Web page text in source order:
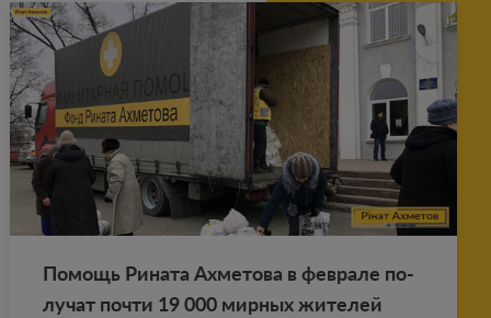
По­мощь Ри­на­та Ах­ме­то­ва в фев­ра­ле по­
лу­чат почти 19 000 мир­ных жи­те­лей